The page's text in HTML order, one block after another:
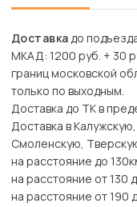
Доставкадо
МКАД: 1200 руб. + 30
границ московской
только по выходным.
Доставка до ТК в
Доставка в
Смоленскую,
на расстояние до
на расстояние от 130
на расстояние от